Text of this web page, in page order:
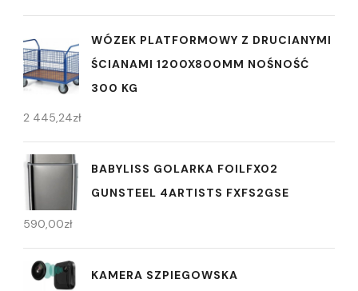
WÓZEK PLATFORMOWY Z DRUCIANYMI
ŚCIANAMI 1200X800MM NOŚNOŚĆ
300 KG
2 445,24zł
BABYLISS GOLARKA FOILFX02
GUNSTEEL 4ARTISTS FXFS2GSE
590,00zł
KAMERA SZPIEGOWSKA